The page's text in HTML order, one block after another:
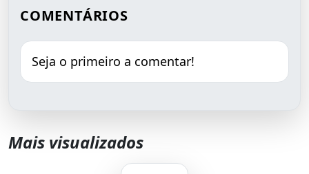
COMENTÁRIOS
Seja o primeiro a comentar!
Mais visualizados